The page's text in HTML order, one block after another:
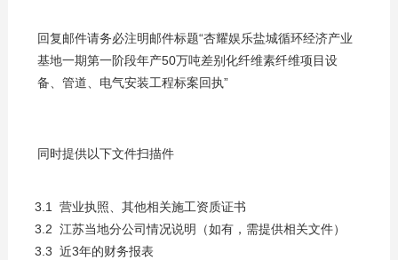
回复邮件请务必注明邮件标题“杏耀娱乐盐城循环经济产业
基地一期第一阶段年产50万吨差别化纤维素纤维项目设
备、管道、电气安装工程标案回执”
同时提供以下文件扫描件
3.1 营业执照、其他相关施工资质证书
3.2 江苏当地分公司情况说明（如有，需提供相关文件）
3.3 近3年的财务报表